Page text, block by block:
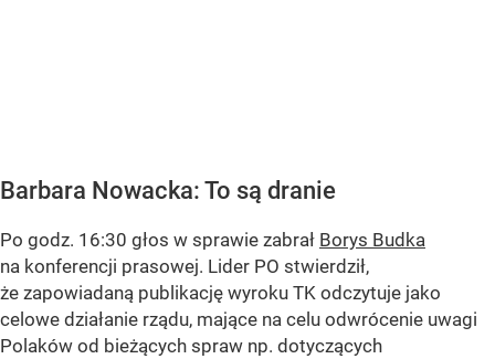
Barbara Nowacka: To są dranie
Po godz. 16:30 głos w sprawie zabrał Borys Budka
na konferencji prasowej. Lider PO stwierdził,
że zapowiadaną publikację wyroku TK odczytuje jako
celowe działanie rządu, mające na celu odwrócenie uwagi
Polaków od bieżących spraw np. dotyczących